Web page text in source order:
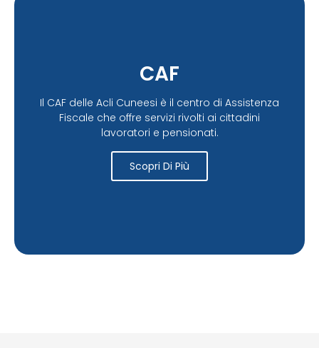
CAF
Il CAF delle Acli Cuneesi è il centro di Assistenza
Fiscale che offre servizi rivolti ai cittadini
lavoratori e pensionati.
Scopri Di Più